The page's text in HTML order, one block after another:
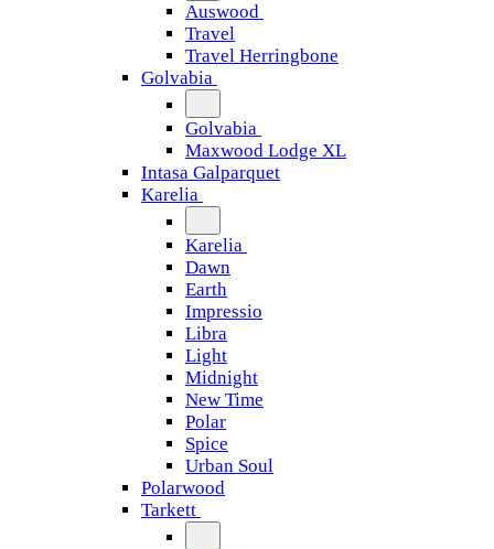
Auswood
Travel
Travel Herringbone
Golvabia
Golvabia
Maxwood Lodge XL
Intasa Galparquet
Karelia
Karelia
Dawn
Earth
Impressio
Libra
Light
Midnight
New Time
Polar
Spice
Urban Soul
Polarwood
Tarkett